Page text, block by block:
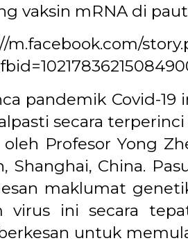
vaksin mRNA di
m.facebook.com/
pandemik Covid-19
secara
Profesor Yong
Shanghai, China.
maklumat
virus ini secara
untuk